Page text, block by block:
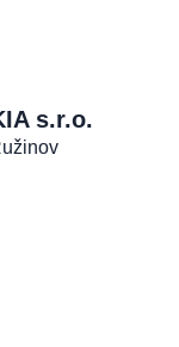
s.r.o.